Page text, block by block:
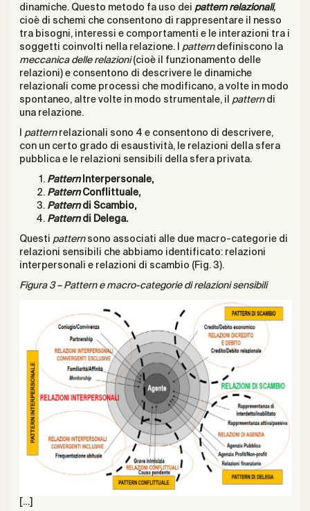
dinamiche. Questo metodo fa uso dei pattern relazionali,
cioè di schemi che consentono di rappresentare il nesso
tra bisogni, interessi e comportamenti e le interazioni tra i
soggetti coinvolti nella relazione. I
pattern definiscono la
meccanica delle relazioni(cioè il funzionamento delle
relazioni) e consentono di descrivere le dinamiche
relazionali come processi che modificano, a volte in modo
spontaneo, altre volte in modo strumentale, il
pattern di
una relazione.
pattern relazionali sono 4 e consentono di descrivere,
con un certo grado di esaustività, le relazioni della sfera
pubblica e le relazioni sensibili della sfera privata.
Pattern Interpersonale,
PatternConflittuale,
Patterndi Scambio,
Patterndi Delega.
Questi pattern sono associati alle due macro-categorie di
relazioni sensibili che abbiamo identificato: relazioni
interpersonali e relazioni di scambio (Fig. 3).
Figura 3 – Pattern e macro-categorie di relazioni sensibili
[…]